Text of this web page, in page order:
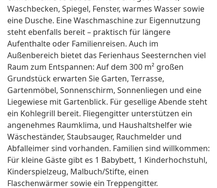
Waschbecken, Spiegel, Fenster, warmes Wasser sowie
eine Dusche. Eine Waschmaschine zur Eigennutzung
steht ebenfalls bereit – praktisch für längere
Aufenthalte oder Familienreisen. Auch im
Außenbereich bietet das Ferienhaus Seesternchen viel
Raum zum Entspannen: Auf dem 300 m² großen
Grundstück erwarten Sie Garten, Terrasse,
Gartenmöbel, Sonnenschirm, Sonnenliegen und eine
Liegewiese mit Gartenblick. Für gesellige Abende steht
ein Kohlegrill bereit. Fliegengitter unterstützen ein
angenehmes Raumklima, und Haushaltshelfer wie
Wäscheständer, Staubsauger, Rauchmelder und
Abfalleimer sind vorhanden. Familien sind willkommen:
Für kleine Gäste gibt es 1 Babybett, 1 Kinderhochstuhl,
Kinderspielzeug, Malbuch/Stifte, einen
Flaschenwärmer sowie ein Treppengitter.